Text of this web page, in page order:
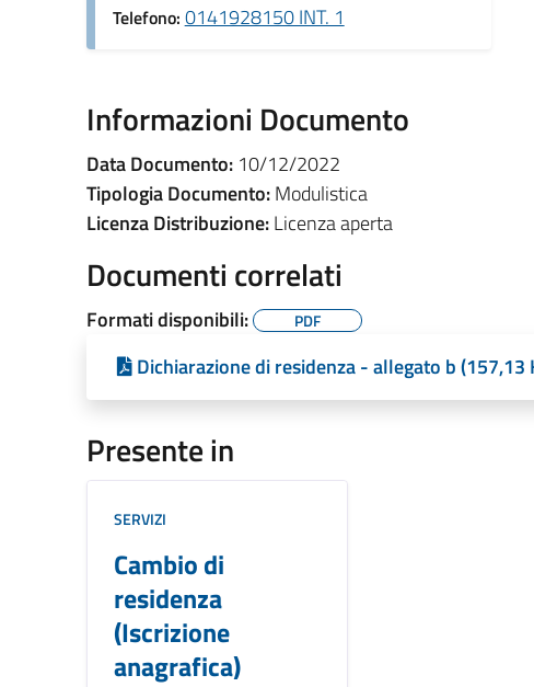
Telefono: 0141928150 INT. 1
Informazioni Documento
Data Documento:10/12/2022
Tipologia Documento:Modulistica
Licenza Distribuzione:Licenza aperta
Documenti correlati
Formati disponibili: PDF
Dichiarazione di residenza - allegato b (157,13
Presente in
SERVIZI
Cambio di
residenza
(Iscrizione
anagrafica)